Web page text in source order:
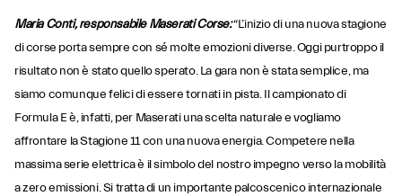
Maria Conti, responsabile Maserati Corse:“L’inizio di una nuova stagione
di corse porta sempre con sé molte emozioni diverse. Oggi purtroppo il
risultato non è stato quello sperato. La gara non è stata semplice, ma
siamo comunque felici di essere tornati in pista. Il campionato di
Formula E è, infatti, per Maserati una scelta naturale e vogliamo
affrontare la Stagione 11 con una nuova energia. Competere nella
massima serie elettrica è il simbolo del nostro impegno verso la mobilità
a zero emissioni. Si tratta di un importante palcoscenico internazionale